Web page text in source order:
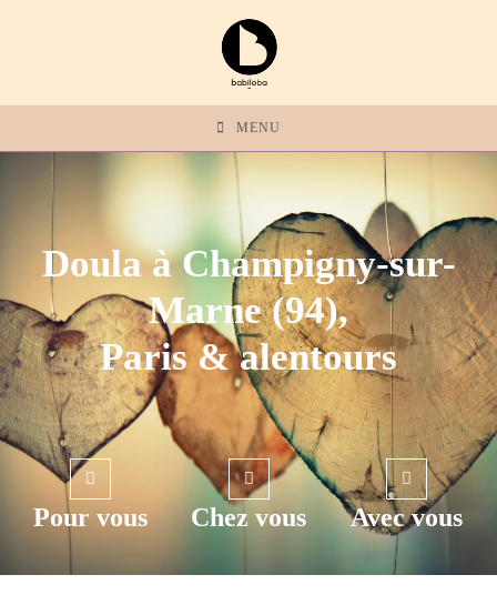
MENU
Doula à Champigny-sur-
Marne (94),
Paris & alentours
Pour vous Chez vous Avec vous